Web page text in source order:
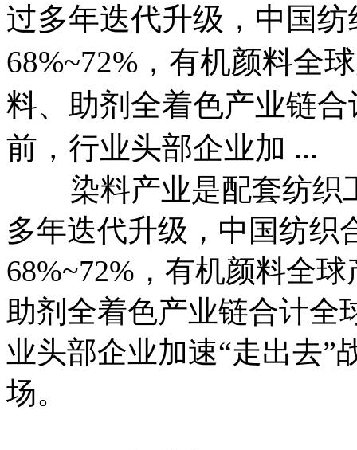
过多年迭代升级，中国
68%~72%，有机颜料全
料、助剂全着色产业链
前，行业头部企业加 ...
染料产业是配套纺织
多年迭代升级，中国纺织
68%~72%，有机颜料全
助剂全着色产业链合计全
业头部企业加速“走出去”
场。